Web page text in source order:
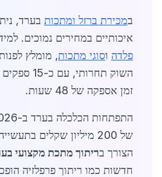
במכירת ברזל ומתכות בערד,
איכותיים במחירים נמוכים.
פלדה וסוגי מתכות, מומלץ
השוק
זמן אספקה של 48 שעות.
של 200 מיליון שקלים
הצורך בריתוך מתכת מקצועי
חדשות כמו ריתוך פרפלזיה